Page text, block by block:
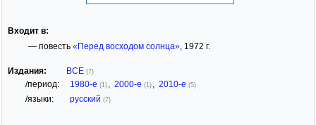
Входит в:
— повесть «Перед восходом солнца», 1972 г.
Издания: ВСЕ (7)
/период: 1980-е (1) 2000-е (1) 2010-е (5)
/языки: русский (7)